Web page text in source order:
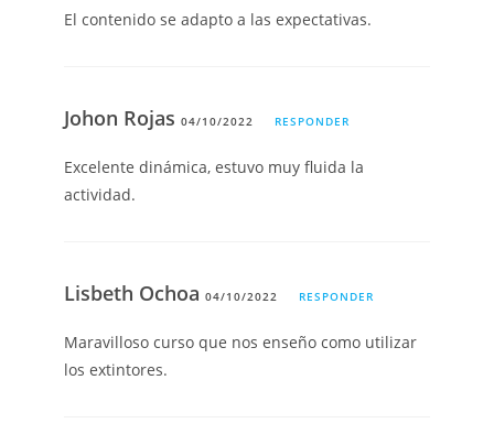
El contenido se adapto a las expectativas.
Johon Rojas04/10/2022 RESPONDER
Excelente dinámica, estuvo muy fluida la
actividad.
Lisbeth Ochoa04/10/2022 RESPONDER
Maravilloso curso que nos enseño como utilizar
los extintores.